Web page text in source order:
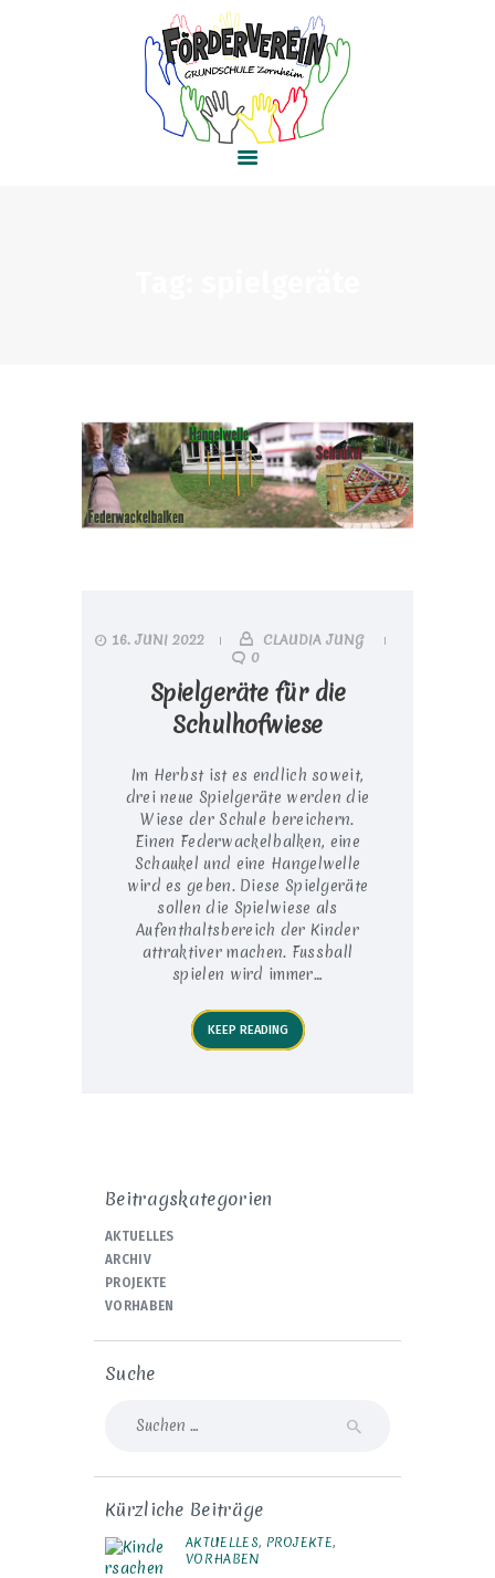
HOME
AKTUELLES
16. JUNI 2022
CLAUDIA JUNG
0
Spielgeräte für die
Schulhofwiese
Im Herbst ist es endlich soweit,
drei neue Spielgeräte werden die
Wiese der Schule bereichern.
Einen Federwackelbalken, eine
Schaukel und eine Hangelwelle
wird es geben. Diese Spielgeräte
sollen die Spielwiese als
Aufenthaltsbereich der Kinder
attraktiver machen. Fussball
spielen wird immer…
KEEP READING
Beitragskategorien
AKTUELLES
ARCHIV
PROJEKTE
VORHABEN
Suche
nach:
Kürzliche Beiträge
AKTUELLES, PROJEKTE,
VORHABEN